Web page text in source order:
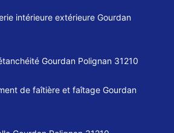
intérieure extérieure Gourdan
Gourdan Polignan 31210
de faîtière et faîtage Gourdan